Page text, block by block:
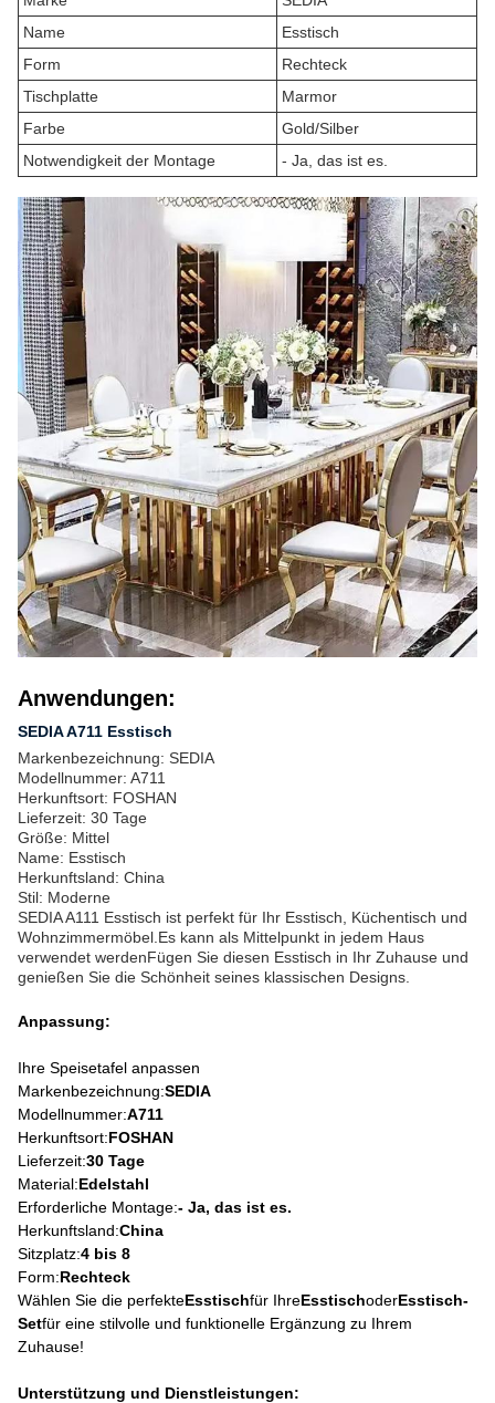
Name
Esstisch
Form
Rechteck
Tischplatte
Marmor
Farbe
Gold/Silber
Notwendigkeit der Montage
- Ja, das ist es.
Anwendungen:
SEDIA A711 Esstisch
Markenbezeichnung: SEDIA
Modellnummer: A711
Herkunftsort: FOSHAN
Lieferzeit: 30 Tage
Größe: Mittel
Name: Esstisch
Herkunftsland: China
Stil: Moderne
SEDIA A111 Esstisch ist perfekt für Ihr Esstisch, Küchentisch und
Wohnzimmermöbel.Es kann als Mittelpunkt in jedem Haus
verwendet werdenFügen Sie diesen Esstisch in Ihr Zuhause und
genießen Sie die Schönheit seines klassischen Designs.
Anpassung:
Ihre Speisetafel anpassen
Markenbezeichnung:SEDIA
Modellnummer:A711
Herkunftsort:FOSHAN
Lieferzeit:30 Tage
Material:Edelstahl
Erforderliche Montage:- Ja, das ist es.
Herkunftsland:China
Sitzplatz:4 bis 8
Form:Rechteck
Wählen Sie die perfekteEsstischfür IhreEsstischoderEsstisch-
Setfür eine stilvolle und funktionelle Ergänzung zu Ihrem
Zuhause!
Unterstützung und Dienstleistungen: